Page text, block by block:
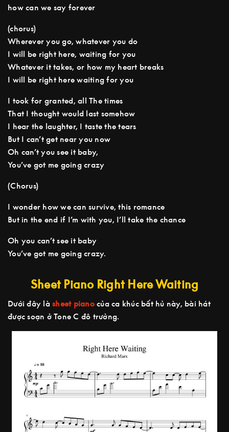
how can we say forever
(chorus)
Wherever you go, whatever you do
I will be right here, waiting for you
Whatever it takes, or how my heart breaks
I will be right here waiting for you
I took for granted, all The times
That I thought would last somehow
I hear the laughter, I taste the tears
But I can’t get near you now
Oh can’t you see it baby,
You’ve got me going crazy
(Chorus)
I wonder how we can survive, this romance
But in the end if I’m with you, I’ll take the chance
Oh you can’t see it baby
You’ve got me going crazy.
Sheet Piano Right Here Waiting
Dưới đây là sheet pianocủa ca khúc bất hủ này, bài hát
được soạn ở Tone C đô trưởng.